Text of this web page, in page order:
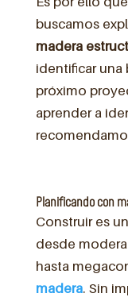
buscamos
madera
identificar una
próximo
aprender a
Planificando con
Construir es
desde
hasta
madera. Sin